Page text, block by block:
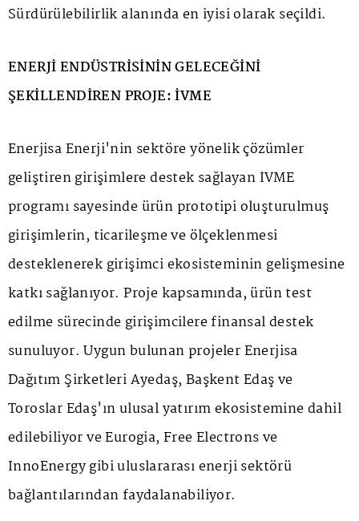
Sürdürülebilirlik alanında en iyisi olarak seçildi.
ENERJİ ENDÜSTRİSİNİN GELECEĞİNİ
ŞEKİLLENDİREN PROJE: İVME
Enerjisa Enerji'nin sektöre yönelik çözümler
geliştiren girişimlere destek sağlayan İVME
programı sayesinde ürün prototipi oluşturulmuş
girişimlerin, ticarileşme ve ölçeklenmesi
desteklenerek girişimci ekosisteminin gelişmesine
katkı sağlanıyor. Proje kapsamında, ürün test
edilme sürecinde girişimcilere finansal destek
sunuluyor. Uygun bulunan projeler Enerjisa
Dağıtım Şirketleri Ayedaş, Başkent Edaş ve
Toroslar Edaş'ın ulusal yatırım ekosistemine dahil
edilebiliyor ve Eurogia, Free Electrons ve
InnoEnergy gibi uluslararası enerji sektörü
bağlantılarından faydalanabiliyor.